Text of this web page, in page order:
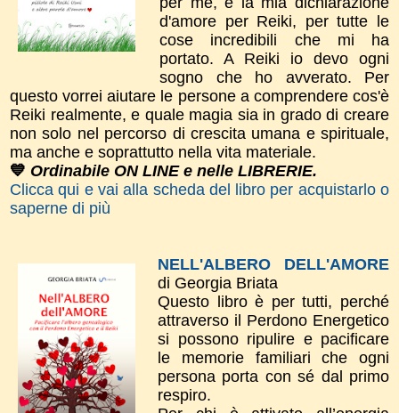
d'amor​e per Reiki, per tutte le
cose incredibili che mi ha
portato. A Reiki io devo ogni
sogno che ho avverato. ​Per
questo vorrei aiutare le persone a comprendere cos'è
Reiki realmente, e quale magia sia in grado di creare
non solo nel percorso di crescita umana e spirituale,
ma anche e soprattutto nella vita materiale.
💙 Ordinabile ON LINE e nelle LIBRERIE.
Clicca qui e vai alla scheda del libro per acquistarlo o
saperne di più
NELL'ALBERO DELL'AMORE
di Georgia Briata
Questo libro è per tutti, perché
attraverso il Perdono Energetico
si possono ripulire e pacificare
le memorie familiari che ogni
persona porta con sé dal primo
respiro.